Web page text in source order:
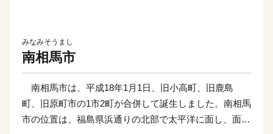
みなみそうまし
南相馬市
南相馬市は、平成18年1月1日、旧小高町、旧鹿島
町、旧原町市の1市2町が合併して誕生しました。南相馬
市の位置は、福島県浜通りの北部で太平洋に面し、面積